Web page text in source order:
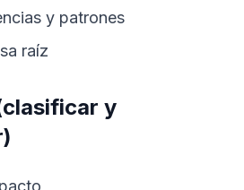
y patrones
raíz
y